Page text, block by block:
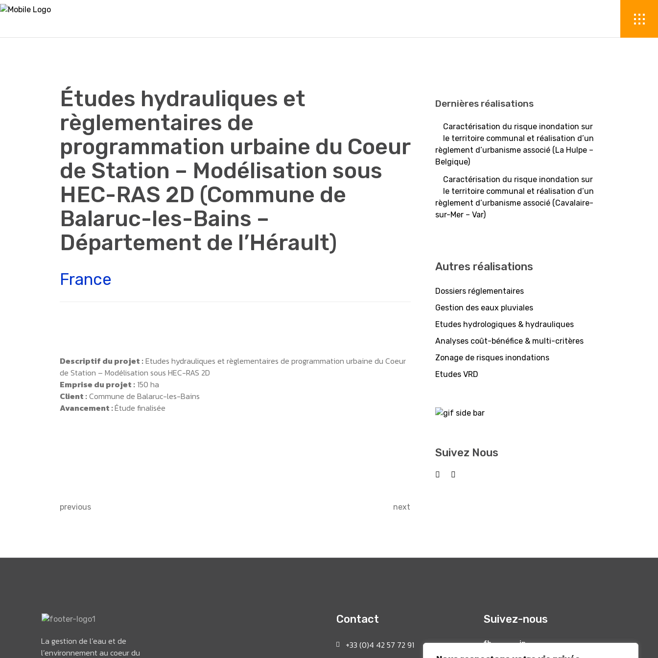
Études hydrauliques et
règlementaires de
programmation urbaine du Coeur
de Station – Modélisation sous
HEC-RAS 2D (Commune de
Balaruc-les-Bains –
Département de l’Hérault)
France
Descriptif du projet : Etudes hydrauliques et règlementaires de programmation urbaine du Coeur
de Station – Modélisation sous HEC-RAS 2D
Emprise du projet : 150 ha
Client : Commune de Balaruc-les-Bains
Avancement :Étude finalisée
previous next
Dernières réalisations
Caractérisation du risque inondation sur
le territoire communal et réalisation d’un
règlement d’urbanisme associé (La Hulpe –
Belgique)
Caractérisation du risque inondation sur
le territoire communal et réalisation d’un
règlement d’urbanisme associé (Cavalaire-
sur-Mer – Var)
Autres réalisations
Dossiers réglementaires
Gestion des eaux pluviales
Etudes hydrologiques & hydrauliques
Analyses coût-bénéfice & multi-critères
Zonage de risques inondations
Etudes VRD
Suivez Nous
La gestion de l’eau et de
l’environnement au coeur du
Contact
+33 (0)4 42 57 72 91
Suivez-nous
fb in